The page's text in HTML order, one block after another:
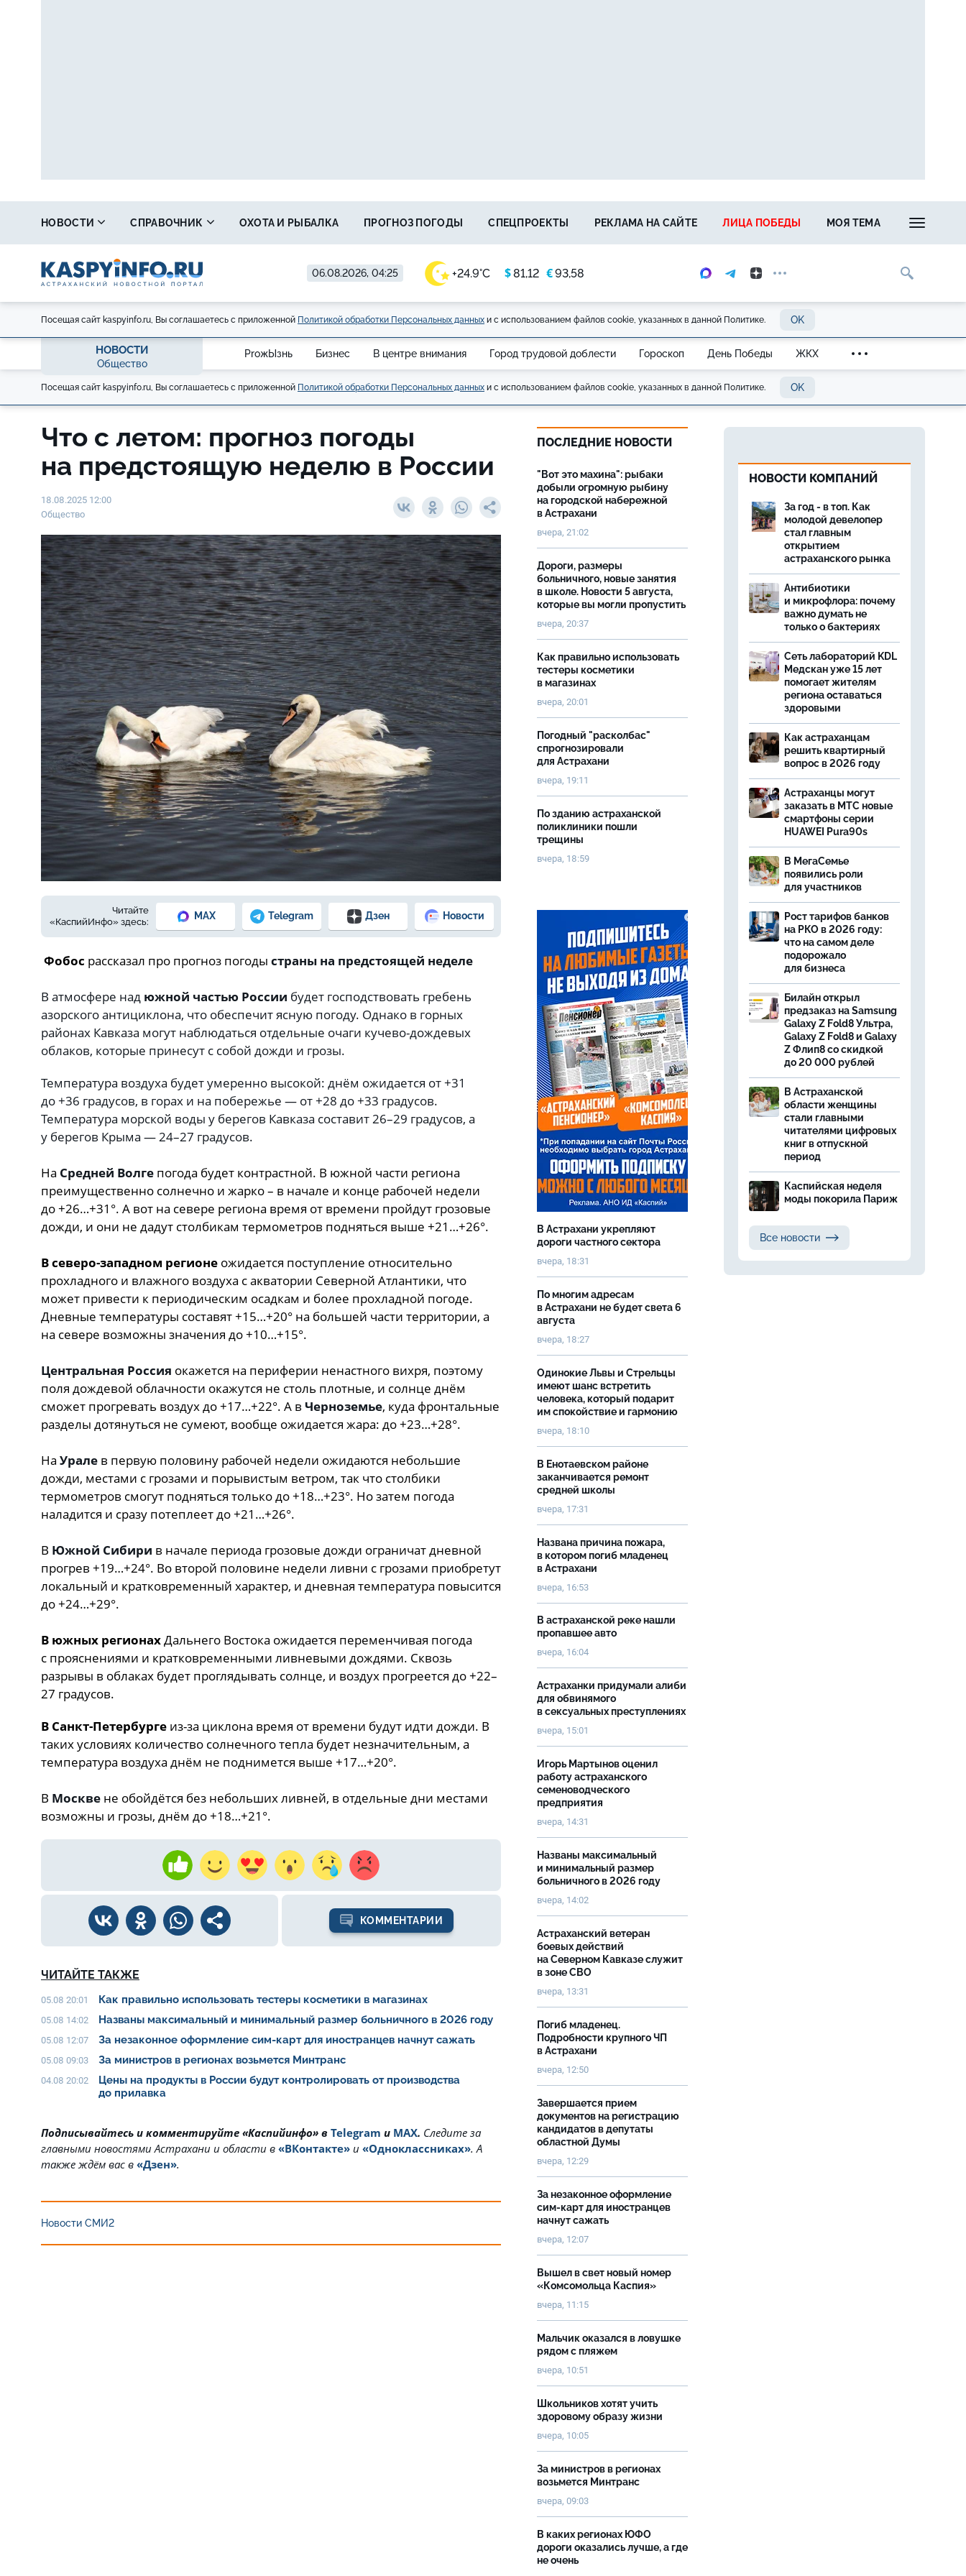
06.08.2026, 04:25 +24.9°C $81,12 €93,58
НОВОСТИ СПРАВОЧНИК ОХОТА И РЫБАЛКА ПРОГНОЗ ПОГОДЫ СПЕЦПРОЕКТЫ РЕКЛАМА НА САЙТЕ ЛИЦА ПОБЕДЫ МОЯ ТЕМА
Посещая сайт kaspyinfo.ru, Вы соглашаетесь с приложенной Политикой обработки Персональных данных и с использованием файлов cookie, указанных в данной Политике. OK
НОВОСТИ
Общество
ProжЫзнь Бизнес В центре внимания Город трудовой доблести Гороскоп День Победы ЖКХ
Посещая сайт kaspyinfo.ru, Вы соглашаетесь с приложенной Политикой обработки Персональных данных и с использованием файлов cookie, указанных в данной Политике. OK
Что с летом: прогноз погоды
на предстоящую неделю в России
18.08.2025 12:00
Общество
Фото: из архива Е. Зимней
Читайте
«КаспийИнфо» здесь:
MAX Telegram Дзен Новости
Фобос рассказал про прогноз погоды страны на предстоящей неделе
В атмосфере над южной частью России будет господствовать гребень
азорского антициклона, что обеспечит ясную погоду. Однако в горных
районах Кавказа могут наблюдаться отдельные очаги кучево-дождевых
облаков, которые принесут с собой дожди и грозы.
Температура воздуха будет умеренно высокой: днём ожидается от +31
до +36 градусов, в горах и на побережье — от +28 до +33 градусов.
Температура морской воды у берегов Кавказа составит 26–29 градусов, а
у берегов Крыма — 24–27 градусов.
На Средней Волге погода будет контрастной. В южной части региона
преимущественно солнечно и жарко – в начале и конце рабочей недели
до +26…+31°. А вот на севере региона время от времени пройдут грозовые
дожди, и они не дадут столбикам термометров подняться выше +21…+26°.
В северо-западном регионе ожидается поступление относительно
прохладного и влажного воздуха с акватории Северной Атлантики, что
может привести к периодическим осадкам и более прохладной погоде.
Дневные температуры составят +15…+20° на большей части территории, а
на севере возможны значения до +10…+15°.
Центральная Россия окажется на периферии ненастного вихря, поэтому
поля дождевой облачности окажутся не столь плотные, и солнце днём
сможет прогревать воздух до +17…+22°. А в Черноземье, куда фронтальные
разделы дотянуться не сумеют, вообще ожидается жара: до +23…+28°.
На Урале в первую половину рабочей недели ожидаются небольшие
дожди, местами с грозами и порывистым ветром, так что столбики
термометров смогут подняться только до +18…+23°. Но затем погода
наладится и сразу потеплеет до +21…+26°.
В Южной Сибири в начале периода грозовые дожди ограничат дневной
прогрев +19…+24°. Во второй половине недели ливни с грозами приобретут
локальный и кратковременный характер, и дневная температура повысится
до +24…+29°.
В южных регионахДальнего Востока ожидается переменчивая погода
с прояснениями и кратковременными ливневыми дождями. Сквозь
разрывы в облаках будет проглядывать солнце, и воздух прогреется до +22–
27 градусов.
В Санкт-Петербурге из-за циклона время от времени будут идти дожди. В
таких условиях количество солнечного тепла будет незначительным, а
температура воздуха днём не поднимется выше +17…+20°.
В Москве не обойдётся без небольших ливней, в отдельные дни местами
возможны и грозы, днём до +18…+21°.
КОММЕНТАРИИ
ЧИТАЙТЕ ТАКЖЕ
05.08 20:01 Как правильно использовать тестеры косметики в магазинах
05.08 14:02 Названы максимальный и минимальный размер больничного в 2026 году
05.08 12:07 За незаконное оформление сим-карт для иностранцев начнут сажать
05.08 09:03 За министров в регионах возьмется Минтранс
04.08 20:02
Цены на продукты в России будут контролировать от производства
до прилавка
Подписывайтесь и комментируйте «Каспийинфо» в Telegram и MAX. Cледите за
главными новостями Астрахани и области в «ВКонтакте» и «Одноклассниках». А
также ждём вас в «Дзен».
Новости СМИ2
ПОСЛЕДНИЕ НОВОСТИ
"Вот это махина": рыбаки
добыли огромную рыбину
на городской набережной
в Астрахани
вчера, 21:02
Дороги, размеры
больничного, новые занятия
в школе. Новости 5 августа,
которые вы могли пропустить
вчера, 20:37
Как правильно использовать
тестеры косметики
в магазинах
вчера, 20:01
Погодный "расколбас"
спрогнозировали
для Астрахани
вчера, 19:11
По зданию астраханской
поликлиники пошли
трещины
вчера, 18:59
В Астрахани укрепляют
дороги частного сектора
вчера, 18:31
По многим адресам
в Астрахани не будет света 6
августа
вчера, 18:27
Одинокие Львы и Стрельцы
имеют шанс встретить
человека, который подарит
им спокойствие и гармонию
вчера, 18:10
В Енотаевском районе
заканчивается ремонт
средней школы
вчера, 17:31
Названа причина пожара,
в котором погиб младенец
в Астрахани
вчера, 16:53
В астраханской реке нашли
пропавшее авто
вчера, 16:04
Астраханки придумали алиби
для обвинямого
в сексуальных преступлениях
вчера, 15:01
Игорь Мартынов оценил
работу астраханского
семеноводческого
предприятия
вчера, 14:31
Названы максимальный
и минимальный размер
больничного в 2026 году
вчера, 14:02
Астраханский ветеран
боевых действий
на Северном Кавказе служит
в зоне СВО
вчера, 13:31
Погиб младенец.
Подробности крупного ЧП
в Астрахани
вчера, 12:50
Завершается прием
документов на регистрацию
кандидатов в депутаты
областной Думы
вчера, 12:29
За незаконное оформление
сим-карт для иностранцев
начнут сажать
вчера, 12:07
Вышел в свет новый номер
«Комсомольца Каспия»
вчера, 11:15
Мальчик оказался в ловушке
рядом с пляжем
вчера, 10:51
Школьников хотят учить
здоровому образу жизни
вчера, 10:05
За министров в регионах
возьмется Минтранс
вчера, 09:03
В каких регионах ЮФО
дороги оказались лучше, а где
не очень
НОВОСТИ КОМПАНИЙ
За год - в топ. Как
молодой девелопер
стал главным
открытием
астраханского рынка
Антибиотики
и микрофлора: почему
важно думать не
только о бактериях
Сеть лабораторий KDL
Медскан уже 15 лет
помогает жителям
региона оставаться
здоровыми
Как астраханцам
решить квартирный
вопрос в 2026 году
Астраханцы могут
заказать в МТС новые
смартфоны серии
HUAWEI Pura90s
В МегаСемье
появились роли
для участников
Рост тарифов банков
на РКО в 2026 году:
что на самом деле
подорожало
для бизнеса
Билайн открыл
предзаказ на Samsung
Galaxy Z Fold8 Ультра,
Galaxy Z Fold8 и Galaxy
Z Флип8 со скидкой
до 20 000 рублей
В Астраханской
области женщины
стали главными
читателями цифровых
книг в отпускной
период
Каспийская неделя
моды покорила Париж
Все новости